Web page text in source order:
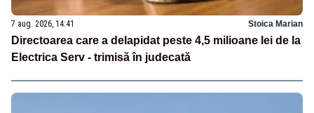
7 aug. 2026, 14:41 Stoica Marian
Directoarea care a delapidat peste 4,5 milioane lei de la
Electrica Serv - trimisă în judecată